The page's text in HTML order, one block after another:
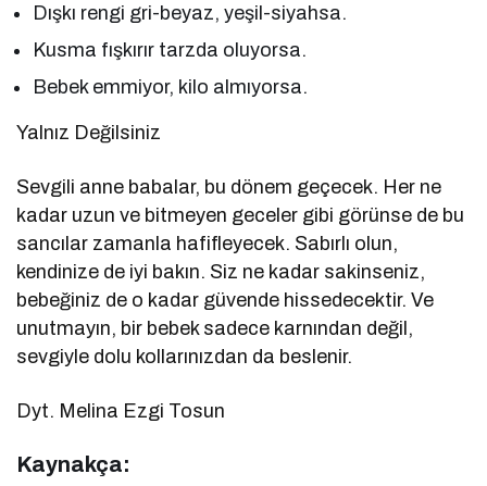
Dışkı rengi gri-beyaz, yeşil-siyahsa.
Kusma fışkırır tarzda oluyorsa.
Bebek emmiyor, kilo almıyorsa.
Yalnız Değilsiniz
Sevgili anne babalar, bu dönem geçecek. Her ne
kadar uzun ve bitmeyen geceler gibi görünse de bu
sancılar zamanla hafifleyecek. Sabırlı olun,
kendinize de iyi bakın. Siz ne kadar sakinseniz,
bebeğiniz de o kadar güvende hissedecektir. Ve
unutmayın, bir bebek sadece karnından değil,
sevgiyle dolu kollarınızdan da beslenir.
Dyt. Melina Ezgi Tosun
Kaynakça: